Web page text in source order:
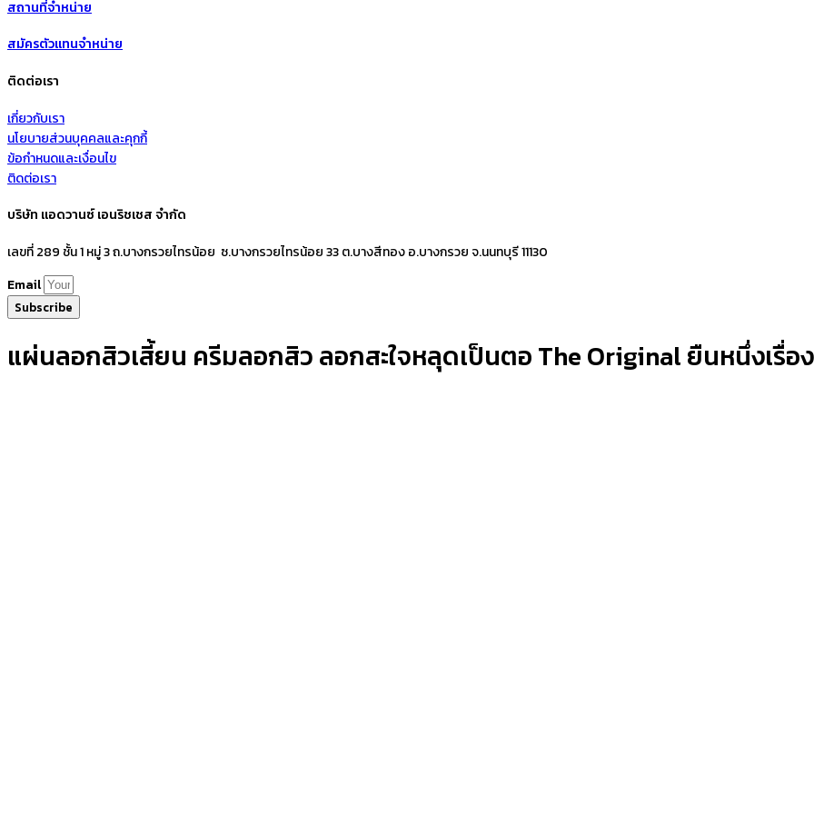
สถานที่จำหน่าย
สมัครตัวแทนจำหน่าย
ติดต่อเรา
เกี่ยวกับเรา
นโยบายส่วนบุคคลและคุกกี้
ข้อกำหนดและเงื่อนไข
ติดต่อเรา
บริษัท แอดวานซ์ เอนริชเชส จำกัด
เลขที่ 289 ชั้น 1 หมู่ 3 ถ.บางกรวยไทรน้อย ซ.บางกรวยไทรน้อย 33 ต.บางสีทอง อ.บางกรวย จ.นนทบุรี 11130
Email
Subscribe
แผ่นลอกสิวเสี้ยน ครีมลอกสิว ลอกสะใจหลุดเป็นตอ The Original ยืนหนึ่งเรื่อ